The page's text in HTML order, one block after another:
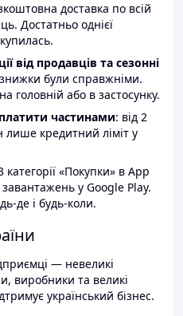
доставка по всій
Достатньо однієї
від продавців та сезонні
були справжніми.
головній або в застосунку.
частинами: від 2
лише кредитний ліміт у
«Покупки» в App
у Google Play.
де і будь-коли.
— невеликі
виробники та великі
український бізнес.